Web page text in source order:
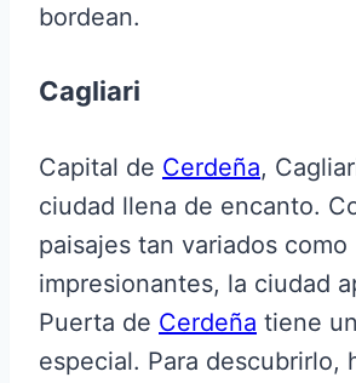
bordean.
Cagliari
Capital de Cerdeña,
ciudad llena de encanto.
paisajes tan variados como
impresionantes, la ciudad
Puerta de Cerdeña tiene
especial. Para descubrirlo,